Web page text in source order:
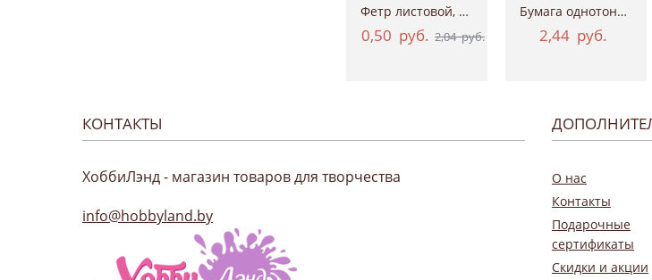
Фетр листовой, 20х30 см, толщина 2 мм
0,50 руб. 2,04руб.
Бумага однотонная двухсторонняя, 50х70 см...
2,44 руб.
КОНТАКТЫ
ХоббиЛэнд - магазин товаров для творчества
info@hobbyland.by
О нас
Контакты
Подарочные
сертификаты
Скидки и акции